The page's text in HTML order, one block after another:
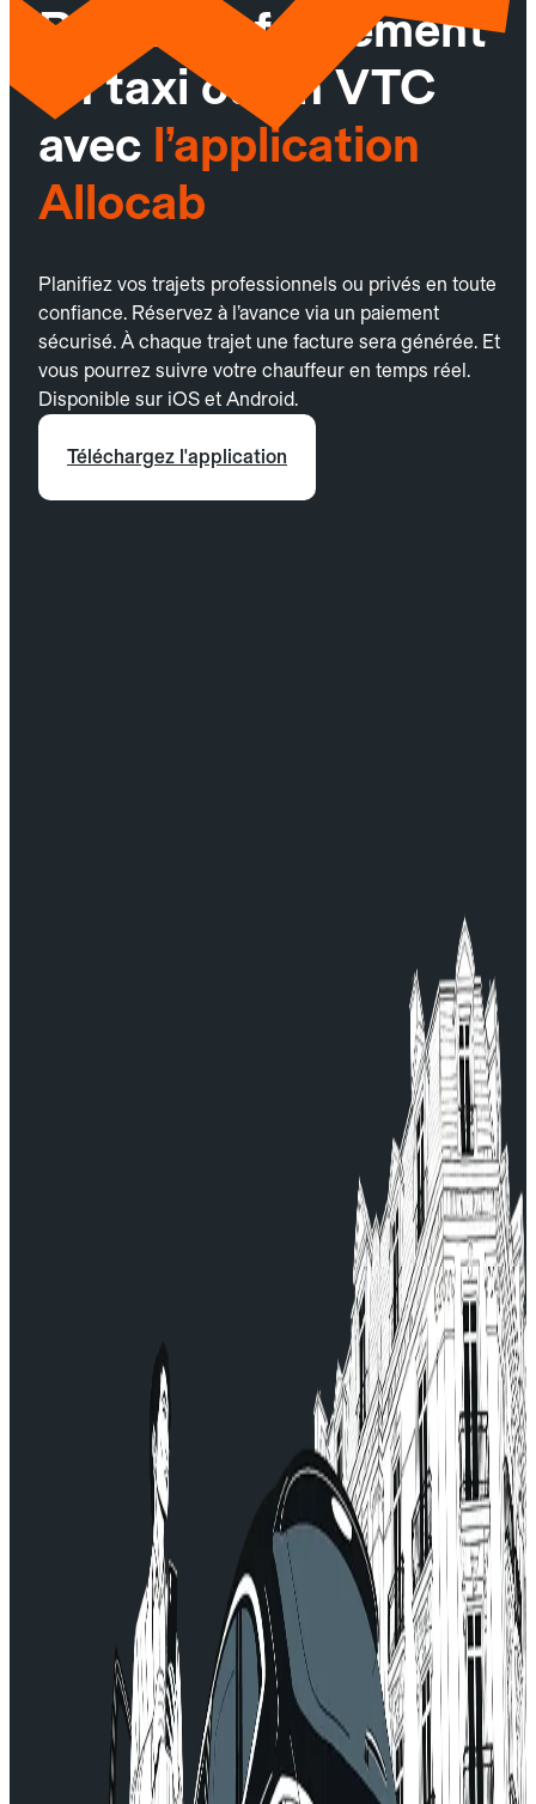
Réservez facilement
un taxi ou un VTC
avec l’application
Allocab
Planifiez vos trajets professionnels ou privés en toute
confiance. Réservez à l’avance via un paiement
sécurisé. À chaque trajet une facture sera générée. Et
vous pourrez suivre votre chauffeur en temps réel.
Disponible sur iOS et Android.
Téléchargez l'application